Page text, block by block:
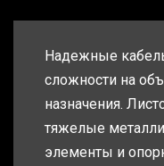
Надежные
сложности на
назначения.
тяжелые
элементы и